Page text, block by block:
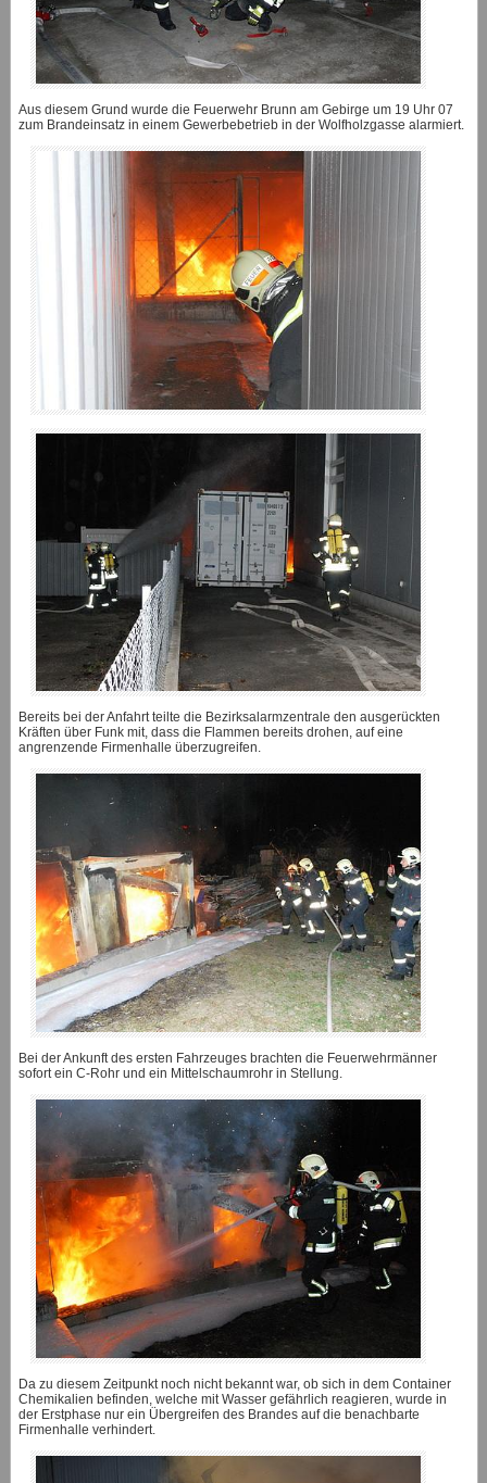
Aus diesem Grund wurde die Feuerwehr Brunn am Gebirge um 19 Uhr 07
zum Brandeinsatz in einem Gewerbebetrieb in der Wolfholzgasse alarmiert.
Bereits bei der Anfahrt teilte die Bezirksalarmzentrale den ausgerückten
Kräften über Funk mit, dass die Flammen bereits drohen, auf eine
angrenzende Firmenhalle überzugreifen.
Bei der Ankunft des ersten Fahrzeuges brachten die Feuerwehrmänner
sofort ein C-Rohr und ein Mittelschaumrohr in Stellung.
Da zu diesem Zeitpunkt noch nicht bekannt war, ob sich in dem Container
Chemikalien befinden, welche mit Wasser gefährlich reagieren, wurde in
der Erstphase nur ein Übergreifen des Brandes auf die benachbarte
Firmenhalle verhindert.